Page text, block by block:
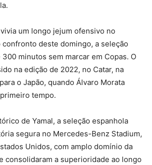
um longo jejum ofensivo no
deste domingo, a seleção
300 minutos sem marcar em Copas. O
na edição de 2022, no Catar, na
o Japão, quando Álvaro Morata
tempo.
de Yamal, a seleção espanhola
segura no Mercedes-Benz Stadium,
Unidos, com amplo domínio da
consolidaram a superioridade ao longo